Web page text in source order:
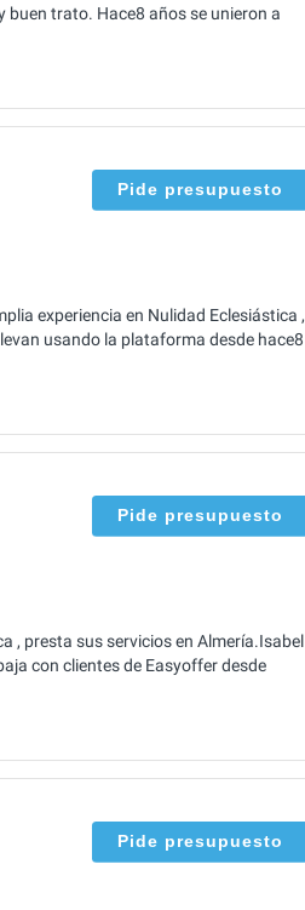
trato. Hace8 años se unieron a
Pide presupuesto
experiencia en Nulidad Eclesiástica ,
usando la plataforma desde hace8
Pide presupuesto
, presta sus servicios en Almería.Isabel
con clientes de Easyoffer desde
Pide presupuesto